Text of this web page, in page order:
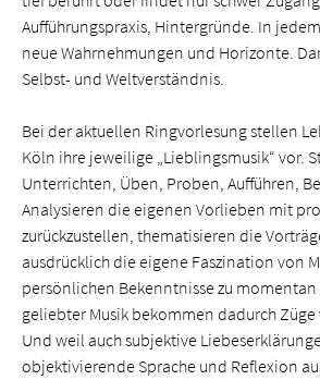
Aufführungspraxis, Hintergründe. In
neue Wahrnehmungen und Horizonte.
Selbst- und Weltverständnis.
Bei der aktuellen Ringvorlesung stellen
Köln ihre jeweilige „Lieblingsmusik“ vor.
Unterrichten, Üben, Proben, Aufführen,
Analysieren die eigenen Vorlieben mit
zurückzustellen, thematisieren die
ausdrücklich die eigene Faszination von
persönlichen Bekenntnisse zu
geliebter Musik bekommen dadurch
Und weil auch subjektive
objektivierende Sprache und Reflexion